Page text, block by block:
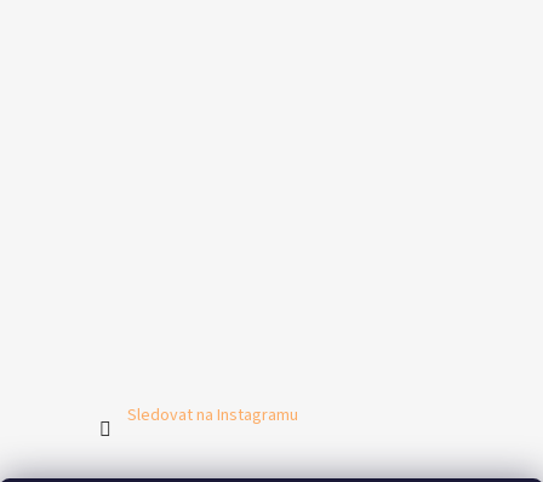
Sledovat na Instagramu